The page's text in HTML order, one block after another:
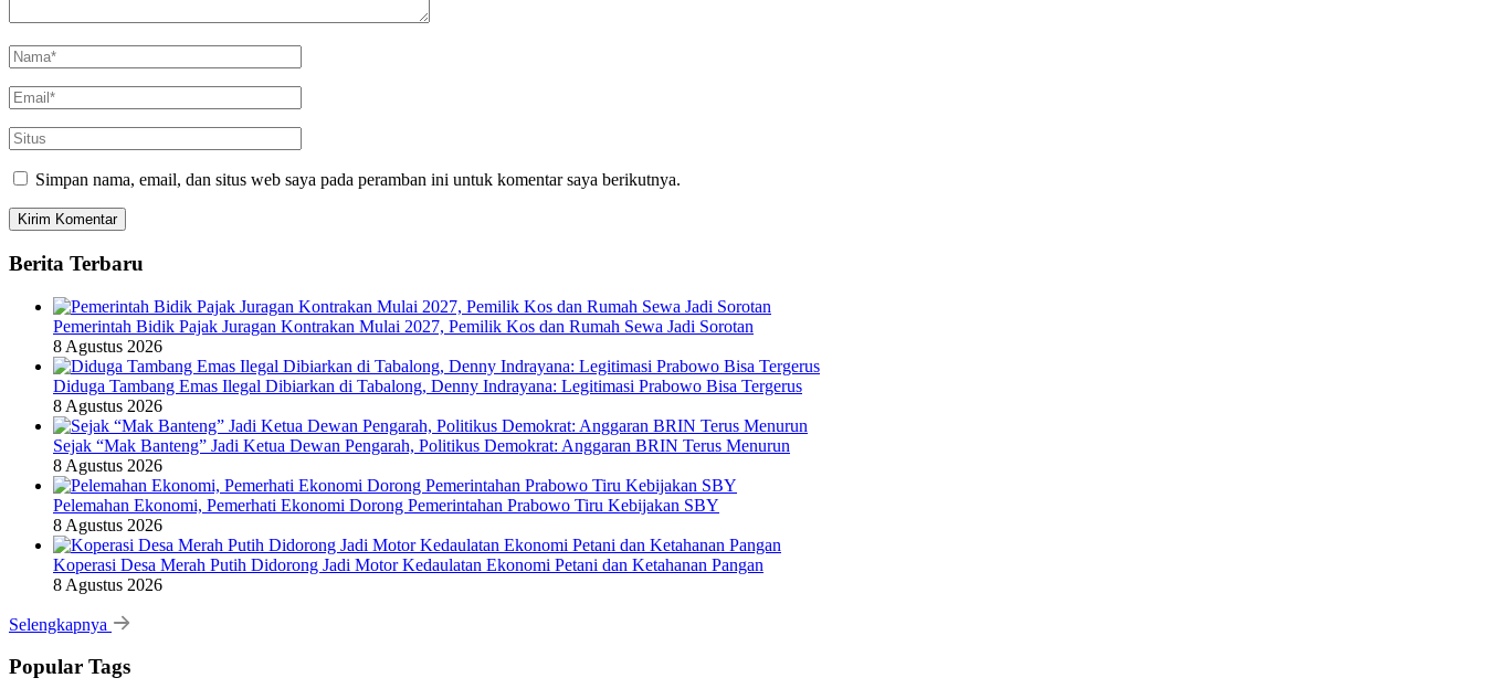
Simpan nama, email, dan situs web saya pada peramban ini untuk komentar saya berikutnya.
Berita Terbaru
Pemerintah Bidik Pajak Juragan Kontrakan Mulai 2027, Pemilik Kos dan Rumah Sewa Jadi Sorotan
8 Agustus 2026
Diduga Tambang Emas Ilegal Dibiarkan di Tabalong, Denny Indrayana: Legitimasi Prabowo Bisa Tergerus
8 Agustus 2026
Sejak “Mak Banteng” Jadi Ketua Dewan Pengarah, Politikus Demokrat: Anggaran BRIN Terus Menurun
8 Agustus 2026
Pelemahan Ekonomi, Pemerhati Ekonomi Dorong Pemerintahan Prabowo Tiru Kebijakan SBY
8 Agustus 2026
Koperasi Desa Merah Putih Didorong Jadi Motor Kedaulatan Ekonomi Petani dan Ketahanan Pangan
8 Agustus 2026
Selengkapnya
Popular Tags